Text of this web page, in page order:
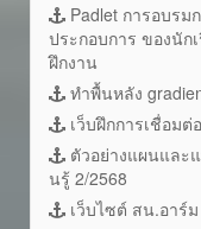
Padlet การอบร
ประกอบการ ของนั
ฝึกงาน
ทำพื้นหลัง
เว็บฝึกการเชื่อมต่
ตัวอย่างแผนและ
นรู้ 2/2568
เว็บไซต์ สน.อาร์ม